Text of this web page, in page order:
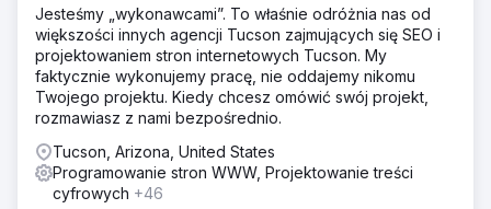
Jesteśmy „wykonawcami”. To właśnie odróżnia nas od
większości innych agencji Tucson zajmujących się SEO i
projektowaniem stron internetowych Tucson. My
faktycznie wykonujemy pracę, nie oddajemy nikomu
Twojego projektu. Kiedy chcesz omówić swój projekt,
rozmawiasz z nami bezpośrednio.
Tucson, Arizona, United States
Programowanie stron WWW, Projektowanie treści
cyfrowych +46